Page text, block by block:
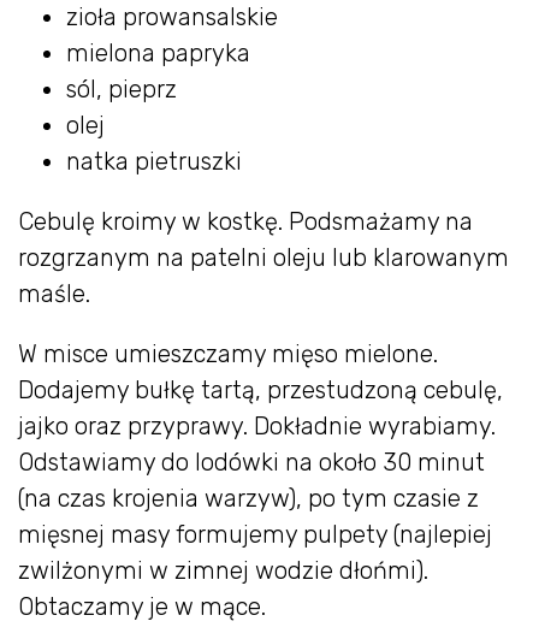
zioła prowansalskie
mielona papryka
sól, pieprz
olej
natka pietruszki
Cebulę kroimy w kostkę. Podsmażamy na
rozgrzanym na patelni oleju lub klarowanym
maśle.
W misce umieszczamy mięso mielone.
Dodajemy bułkę tartą, przestudzoną cebulę,
jajko oraz przyprawy. Dokładnie wyrabiamy.
Odstawiamy do lodówki na około 30 minut
(na czas krojenia warzyw), po tym czasie z
mięsnej masy formujemy pulpety (najlepiej
zwilżonymi w zimnej wodzie dłońmi).
Obtaczamy je w mące.